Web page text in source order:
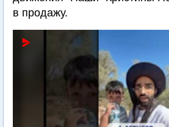
в продажу.